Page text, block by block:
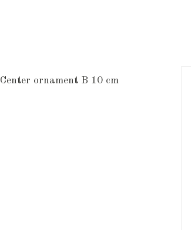
Center ornament B 10 cm